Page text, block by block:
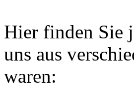
Hier finden Sie
uns aus
waren: